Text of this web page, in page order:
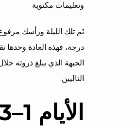
وتعليمات مكتوبة
درجة، فهذه العادة وحدها
الجبهة الذي يبلغ ذروته
التاليين.